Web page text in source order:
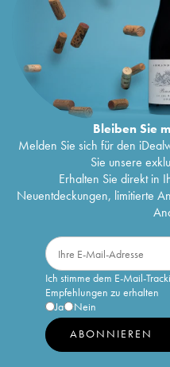
Bleiben Sie
Melden Sie sich für den
Sie unsere
Erhalten Sie direkt in
Neuentdeckungen, limitierte
Ich stimme dem E-Mail-
Empfehlungen zu erhalten
Ja
Nein
ABONNIEREN